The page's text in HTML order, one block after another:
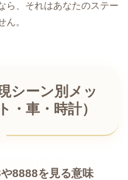
ら、それはあなたのステー
ん。
シーン別メッ
・車・時計）
8888を見る意味